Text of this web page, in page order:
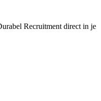
Recruitment direct in je